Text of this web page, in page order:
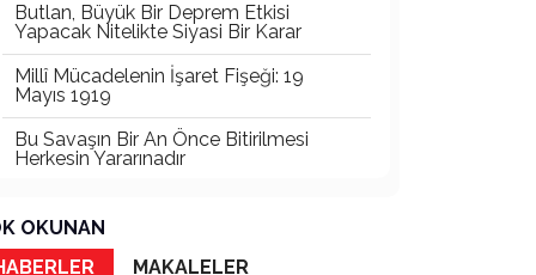
Butlan, Büyük Bir Deprem Etkisi
Yapacak Nitelikte Siyasi Bir Karar
Millî Mücadelenin İşaret Fişeği: 19
Mayıs 1919
Bu Savaşın Bir An Önce Bitirilmesi
Herkesin Yararınadır
Azaldı?
İki Menfur Saldırı ve Katliam Çok Yönlü
OKUNAN
MAKALELER